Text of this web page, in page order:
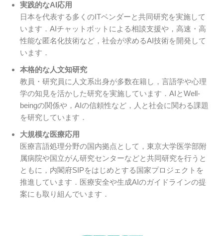
実践的なAI応用
日本を代表する多くのITベンダーと共同研究を実施して
います．AIチャットボットによる相談支援や，高速・高
性能な匿名化技術など，社会が求めるAI技術を開発して
います．
本格的な人文知研究
教員・研究員に人文系出身が多数在籍し，言語学や心理
学の知見を活かした研究を実施しています．AIとWell-
beingの関係や，AIの信頼性など，人と社会に関わる課題
を研究しています．
大規模な医療応用
医療言語処理分野の国内拠点として，東京大学医学部附
属病院や国立がん研究センターなどと共同研究を行うと
ともに，内閣府SIPをはじめとする国家プロジェクトを
推進しています．医療安全や生成AIのガイドラインの提
案にも取り組んでいます．